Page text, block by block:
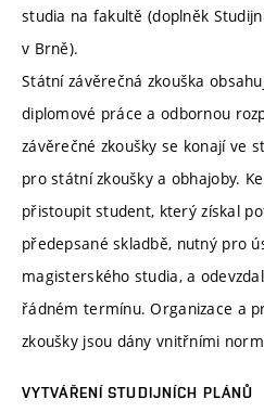
studia na fakultě (doplněk
v Brně).
Státní závěrečná zkouška
diplomové práce a odbornou
závěrečné zkoušky se konají ve
pro státní zkoušky a obhajoby.
přistoupit student, který získal
předepsané skladbě, nutný pro
magisterského studia, a
řádném termínu. Organizace a
zkoušky jsou dány vnitřními
VYTVÁŘENÍ STUDIJNÍCH PLÁNŮ